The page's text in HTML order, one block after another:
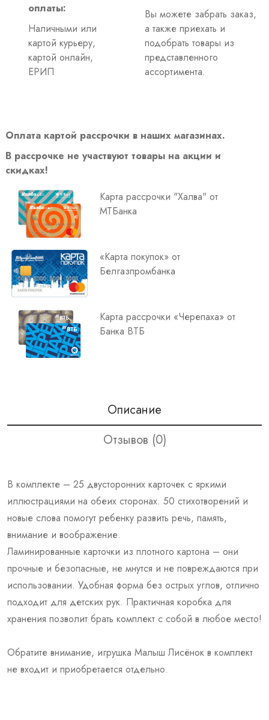
оплаты:
Наличными или
картой курьеру,
картой онлайн,
ЕРИП
Вы можете забрать заказ,
а также приехать и
подобрать товары из
представленного
ассортимента.
Оплата картой рассрочки в наших магазинах.
В рассрочке не участвуют товары на акции и
скидках!
Карта рассрочки "Халва" от
МТБанка
«Карта покупок» от
Белгазпромбанка
Карта рассрочки «Черепаха» от
Банка ВТБ
Описание
Отзывов (0)
В комплекте – 25 двусторонних карточек с яркими
иллюстрациями на обеих сторонах. 50 стихотворений и
новые слова помогут ребенку развить речь, память,
внимание и воображение.
Ламинированные карточки из плотного картона – они
прочные и безопасные, не мнутся и не повреждаются при
использовании. Удобная форма без острых углов, отлично
подходит для детских рук. Практичная коробка для
хранения позволит брать комплект с собой в любое место!
Обратите внимание, игрушка Малыш Лисёнок в комплект
не входит и приобретается отдельно.